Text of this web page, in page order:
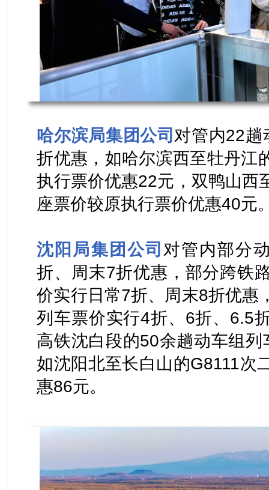
哈尔滨局集团公司对管内22趟
折优惠，如哈尔滨西至牡丹江
执行票价优惠22元，双鸭山西
座票价较原执行票价优惠40元
沈阳局集团公司 对管内部分
折、周末7折优惠，部分跨铁
价实行日常7折、周末8折优惠
列车票价实行4折、6折、6.5
高铁沈白段的50余趟动车组
如沈阳北至长白山的G8111次
惠86元。